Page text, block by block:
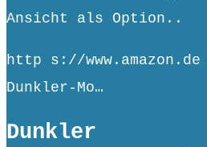
Ansicht als Option..
http s://www.amazon.de
Dunkler-Mo…
Dunkler